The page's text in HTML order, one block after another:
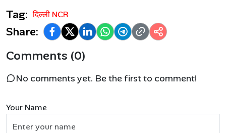
Tag: दिल्ली NCR
Share:
Comments (0)
No comments yet. Be the first to comment!
Your Name